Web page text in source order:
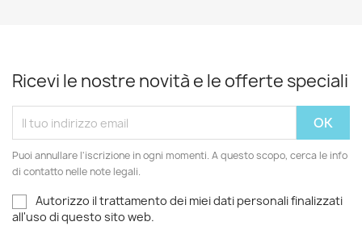
Ricevi le nostre novità e le offerte speciali
Puoi annullare l'iscrizione in ogni momenti. A questo scopo, cerca le info
di contatto nelle note legali.
Autorizzo il trattamento dei miei dati personali finalizzati
all'uso di questo sito web.